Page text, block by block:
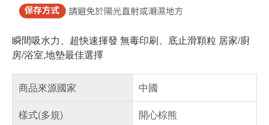
瞬間吸水力、超快速揮發 無毒印刷、底止滑顆粒 居家/廚
房/浴室,地墊最佳選擇
商品來源國家
中國
樣式(多規)
開心棕熊